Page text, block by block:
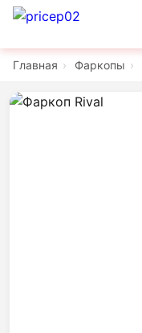
Главная › Фаркопы ›